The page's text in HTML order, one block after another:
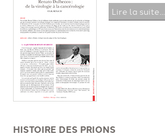
Lire la suite...
HISTOIRE DES PRIONS